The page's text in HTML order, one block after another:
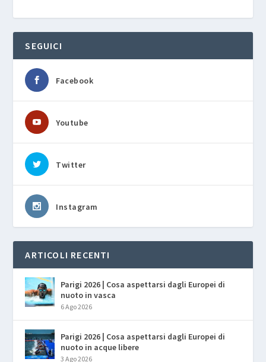
SEGUICI
Facebook
Youtube
Twitter
Instagram
ARTICOLI RECENTI
Parigi 2026 | Cosa aspettarsi dagli Europei di
nuoto in vasca
6 Ago 2026
Parigi 2026 | Cosa aspettarsi dagli Europei di
nuoto in acque libere
3 Ago 2026